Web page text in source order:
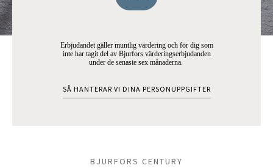
Erbjudandet gäller muntlig värdering och för dig som
inte har tagit del av Bjurfors värderingserbjudanden
under de senaste sex månaderna.
SÅ HANTERAR VI DINA PERSONUPPGIFTER
BJURFORS CENTURY